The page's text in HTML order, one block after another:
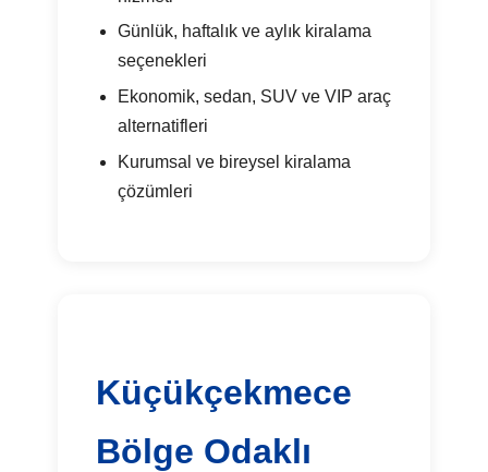
Günlük, haftalık ve aylık kiralama
seçenekleri
Ekonomik, sedan, SUV ve VIP araç
alternatifleri
Kurumsal ve bireysel kiralama
çözümleri
Küçükçekmece
Bölge Odaklı